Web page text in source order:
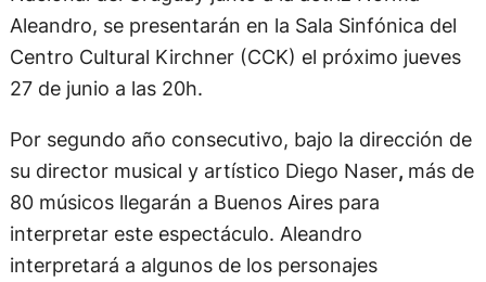
Aleandro, se presentarán en la Sala Sinfónica del
Centro Cultural Kirchner (CCK) el próximo jueves
27 de junio a las 20h.
Por segundo año consecutivo, bajo la dirección de
su director musical y artístico Diego Naser, más de
80 músicos llegarán a Buenos Aires para
interpretar este espectáculo. Aleandro
interpretará a algunos de los personajes